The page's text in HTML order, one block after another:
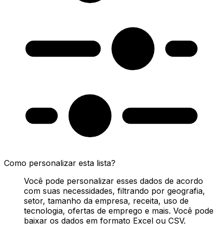
Como personalizar esta lista?
Você pode personalizar esses dados de acordo
com suas necessidades, filtrando por geografia,
setor, tamanho da empresa, receita, uso de
tecnologia, ofertas de emprego e mais. Você pode
baixar os dados em formato Excel ou CSV.